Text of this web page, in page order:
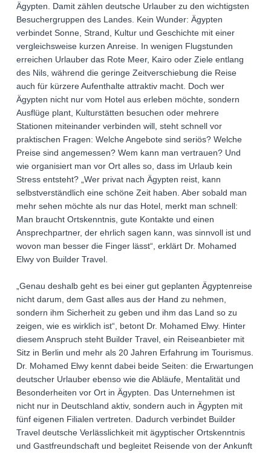
Ägypten. Damit zählen deutsche Urlauber zu den wichtigsten
Besuchergruppen des Landes. Kein Wunder: Ägypten
verbindet Sonne, Strand, Kultur und Geschichte mit einer
vergleichsweise kurzen Anreise. In wenigen Flugstunden
erreichen Urlauber das Rote Meer, Kairo oder Ziele entlang
des Nils, während die geringe Zeitverschiebung die Reise
auch für kürzere Aufenthalte attraktiv macht. Doch wer
Ägypten nicht nur vom Hotel aus erleben möchte, sondern
Ausflüge plant, Kulturstätten besuchen oder mehrere
Stationen miteinander verbinden will, steht schnell vor
praktischen Fragen: Welche Angebote sind seriös? Welche
Preise sind angemessen? Wem kann man vertrauen? Und
wie organisiert man vor Ort alles so, dass im Urlaub kein
Stress entsteht? „Wer privat nach Ägypten reist, kann
selbstverständlich eine schöne Zeit haben. Aber sobald man
mehr sehen möchte als nur das Hotel, merkt man schnell:
Man braucht Ortskenntnis, gute Kontakte und einen
Ansprechpartner, der ehrlich sagen kann, was sinnvoll ist und
wovon man besser die Finger lässt“, erklärt Dr. Mohamed
Elwy von Builder Travel.
„Genau deshalb geht es bei einer gut geplanten Ägyptenreise
nicht darum, dem Gast alles aus der Hand zu nehmen,
sondern ihm Sicherheit zu geben und ihm das Land so zu
zeigen, wie es wirklich ist“, betont Dr. Mohamed Elwy. Hinter
diesem Anspruch steht Builder Travel, ein Reiseanbieter mit
Sitz in Berlin und mehr als 20 Jahren Erfahrung im Tourismus.
Dr. Mohamed Elwy kennt dabei beide Seiten: die Erwartungen
deutscher Urlauber ebenso wie die Abläufe, Mentalität und
Besonderheiten vor Ort in Ägypten. Das Unternehmen ist
nicht nur in Deutschland aktiv, sondern auch in Ägypten mit
fünf eigenen Filialen vertreten. Dadurch verbindet Builder
Travel deutsche Verlässlichkeit mit ägyptischer Ortskenntnis
und Gastfreundschaft und begleitet Reisende von der Ankunft